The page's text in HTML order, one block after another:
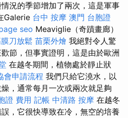
況的季節增加了兩次，這是軍事
Galerie 台中 按摩 澳門 台胞證
seo Meaviglie（奇蹟畫廊）
刀放鬆 苗栗外燴 我絕對令人驚
節，但事實證明，這是由於歐洲
在越冬期間，植物處於靜止狀
會申請流程 我們只給它澆水，以
，通常每月一次或兩次就足夠
證 費用 記帳 中清路 按摩 在越冬
，它很快導致在冷，無空的培養